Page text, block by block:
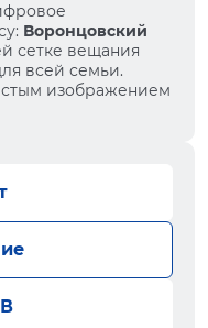
Воронцовский
сетке вещания
всей семьи.
изображением